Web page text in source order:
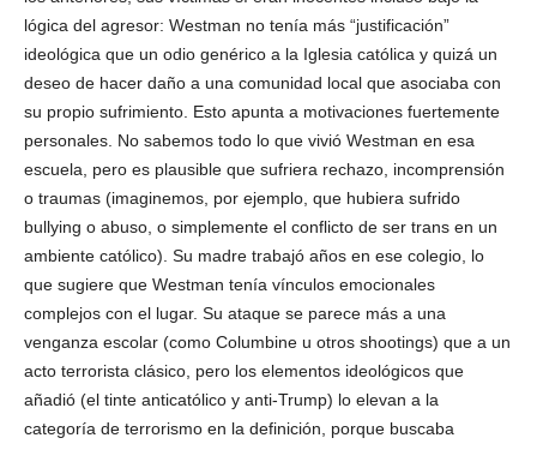
lógica del agresor: Westman no tenía más “justificación”
ideológica que un odio genérico a la Iglesia católica y quizá un
deseo de hacer daño a una comunidad local que asociaba con
su propio sufrimiento. Esto apunta a motivaciones fuertemente
personales. No sabemos todo lo que vivió Westman en esa
escuela, pero es plausible que sufriera rechazo, incomprensión
o traumas (imaginemos, por ejemplo, que hubiera sufrido
bullying o abuso, o simplemente el conflicto de ser trans en un
ambiente católico). Su madre trabajó años en ese colegio, lo
que sugiere que Westman tenía vínculos emocionales
complejos con el lugar. Su ataque se parece más a una
venganza escolar (como Columbine u otros shootings) que a un
acto terrorista clásico, pero los elementos ideológicos que
añadió (el tinte anticatólico y anti-Trump) lo elevan a la
categoría de terrorismo en la definición, porque buscaba